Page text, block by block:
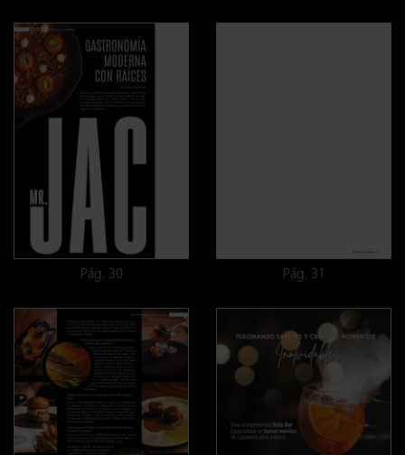
Pág. 30 Pág. 31